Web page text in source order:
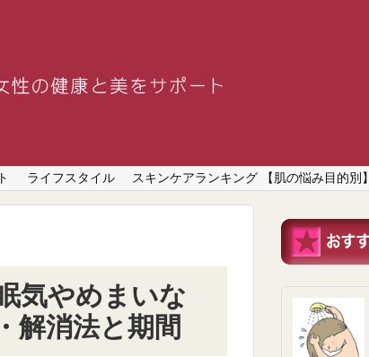
ライフスタイル スキンケアランキング 【肌の悩み目的別】
気やめまいな
解消法と期間